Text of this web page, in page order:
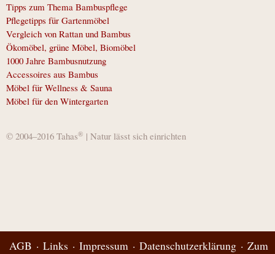
Tipps zum Thema Bambuspflege
Pflegetipps für Gartenmöbel
Vergleich von Rattan und Bambus
Ökomöbel, grüne Möbel, Biomöbel
1000 Jahre Bambusnutzung
Accessoires aus Bambus
Möbel für Wellness & Sauna
Möbel für den Wintergarten
© 2004–2016 Tahas® | Natur lässt sich einrichten
AGB Links Impressum Datenschutzerklärung Zum